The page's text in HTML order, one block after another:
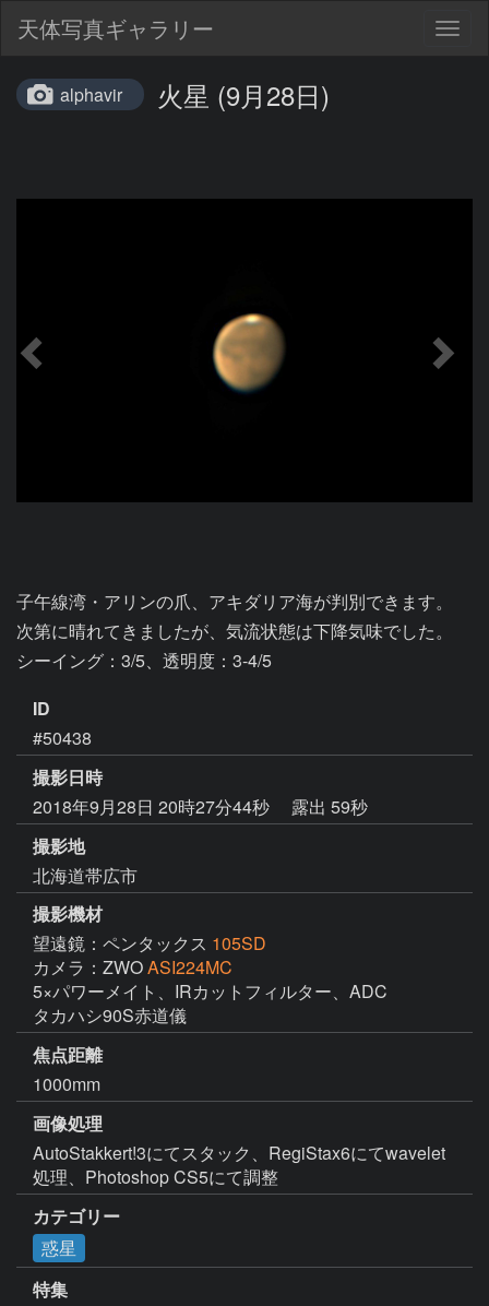
天体写真ギャラリー
alphavir 火星 (9月28日)
子午線湾・アリンの爪、アキダリア海が判別できます。
次第に晴れてきましたが、気流状態は下降気味でした。
シーイング：3/5、透明度：3-4/5
ID
#50438
撮影日時
2018年9月28日 20時27分44秒
露出 59秒
撮影地
北海道帯広市
撮影機材
望遠鏡：ペンタックス 105SD
カメラ：ZWOASI224MC
5×パワーメイト、IRカットフィルター、ADC
タカハシ90S赤道儀
焦点距離
1000mm
画像処理
AutoStakkert!3にてスタック、RegiStax6にてwavelet
処理、Photoshop CS5にて調整
カテゴリー
惑星
特集